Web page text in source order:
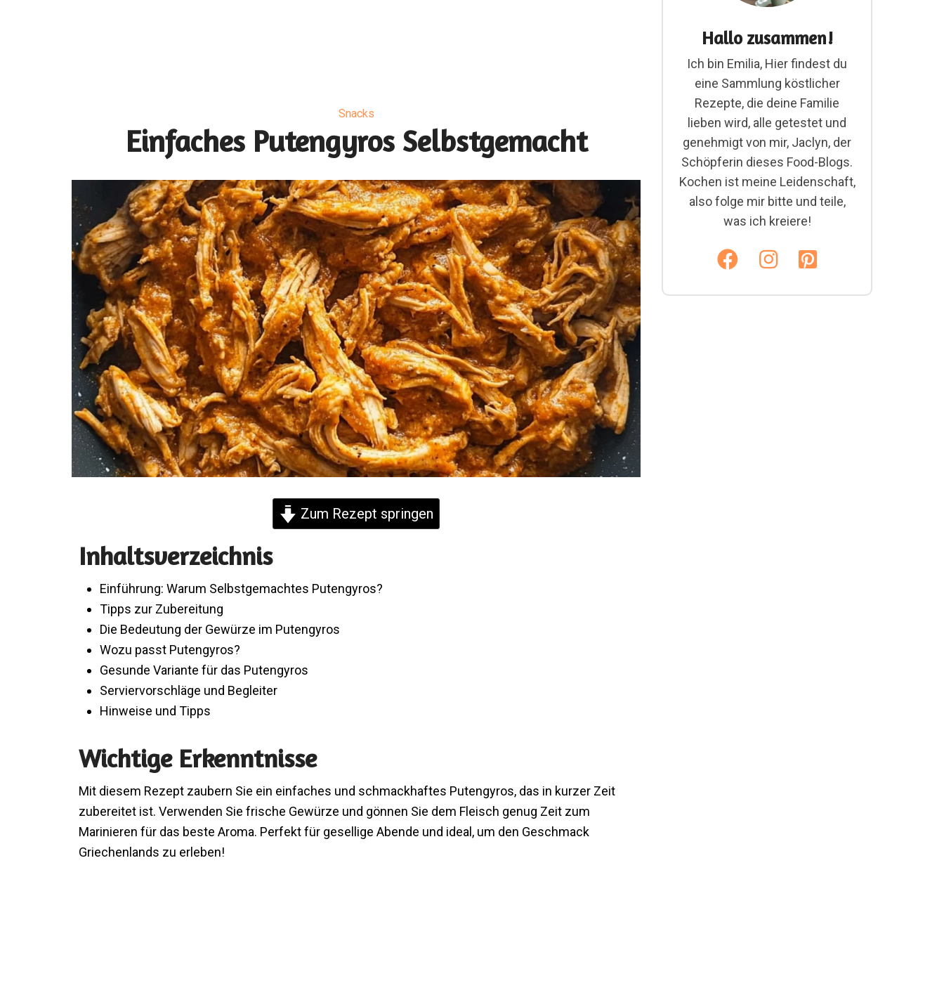
Snacks
Einfaches Putengyros Selbstgemacht
Zum Rezept springen
Inhaltsverzeichnis
Einführung: Warum Selbstgemachtes Putengyros?
Tipps zur Zubereitung
Die Bedeutung der Gewürze im Putengyros
Wozu passt Putengyros?
Gesunde Variante für das Putengyros
Serviervorschläge und Begleiter
Hinweise und Tipps
Wichtige Erkenntnisse
Mit diesem Rezept zaubern Sie ein einfaches und schmackhaftes Putengyros, das in kurzer Zeit
zubereitet ist. Verwenden Sie frische Gewürze und gönnen Sie dem Fleisch genug Zeit zum
Marinieren für das beste Aroma. Perfekt für gesellige Abende und ideal, um den Geschmack
Griechenlands zu erleben!
Hallo zusammen!
Ich bin Emilia, Hier findest du
eine Sammlung köstlicher
Rezepte, die deine Familie
lieben wird, alle getestet und
genehmigt von mir, Jaclyn, der
Schöpferin dieses Food-Blogs.
Kochen ist meine Leidenschaft,
also folge mir bitte und teile,
was ich kreiere!